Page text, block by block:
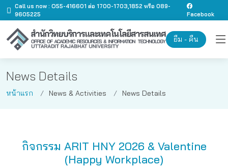
Call us now : O55-416601 ต่อ 1700-1703,1852 หรือ 089-
9605225
Facebook
ยืม - คืน
News Details
หน้าแรก News & Activities News Details
กิจกรรม ARIT HNY 2026 & Valentine
(Happy Workplace)